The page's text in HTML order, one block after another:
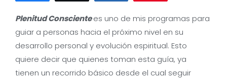
Plenitud Conscientees uno de mis programas para
guiar a personas hacia el próximo nivel en su
desarrollo personal y evolución espiritual. Esto
quiere decir que quienes toman esta guía, ya
tienen un recorrido básico desde el cual seguir